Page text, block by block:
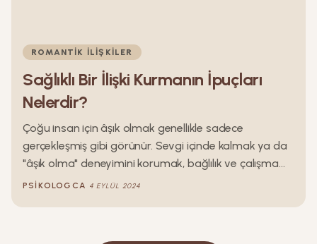
ROMANTIK İLIŞKILER
Sağlıklı Bir İlişki Kurmanın İpuçları
Nelerdir?
Çoğu insan için âşık olmak genellikle sadece
gerçekleşmiş gibi görünür. Sevgi içinde kalmak ya da
"âşık olma" deneyimini korumak, bağlılık ve çalışma
gerektirir. Yine de ödülleri göz önüne alındığında,
PSIKOLOGCA 4 EYLÜL 2024